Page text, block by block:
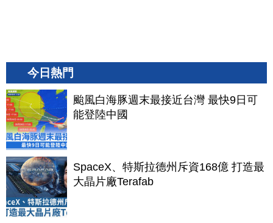
今日熱門
颱風白海豚週末最接近台灣 最快9日可
能登陸中國
SpaceX、特斯拉德州斥資168億 打造最
大晶片廠Terafab